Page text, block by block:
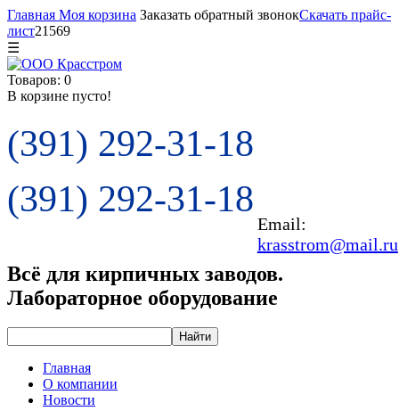
Главная Моя корзина Заказать обратный звонокСкачать прайс-
лист21569
☰
Товаров: 0
В корзине пусто!
(391) 292-31-18
(391) 292-31-18
Email:
krasstrom@mail.ru
Всё для кирпичных заводов.
Лабораторное оборудование
Главная
О компании
Новости